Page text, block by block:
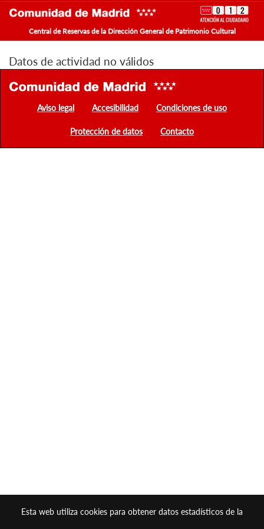
Central de Reservas de la Dirección General de Patrimonio Cultural
Datos de actividad no válidos
Esta web utiliza cookies para obtener datos estadísticos de la
Aviso legal Accesibilidad Condiciones de uso
Protección de datos Contacto